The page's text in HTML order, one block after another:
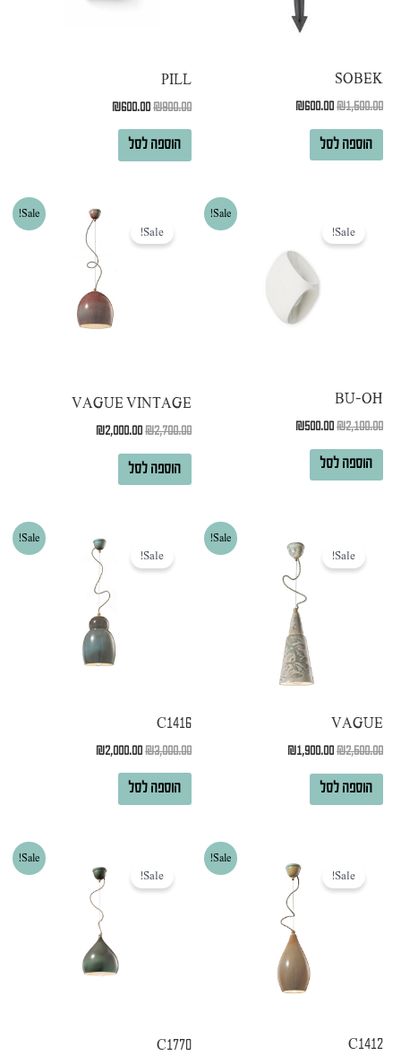
SOBEK
₪1,500.00
₪600.00
הוספה לסל
PILL
₪900.00
₪600.00
הוספה לסל
Sale!
Sale!
BU-OH
₪2,100.00
המקורי
היה:
₪2,100.00.
₪500.00
₪500.00.
הוספה לסל
Sale!
Sale!
VAGUE VINTAGE
₪2,700.00
המקורי
היה:
₪2,700.00.
₪2,000.00
המחיר
הנוכחי
הוא:
₪2,000.00.
הוספה לסל
Sale!
Sale!
VAGUE
₪2,500.00
המקורי
היה:
₪2,500.00.
₪1,900.00
הנוכחי
₪1,900.00.
הוספה לסל
Sale!
Sale!
C1416
₪3,000.00
המקורי
היה:
₪3,000.00.
₪2,000.00
הנוכחי
₪2,000.00.
הוספה לסל
Sale!
Sale!
C1412
המקורי
היה:
₪2,600.00.
הנוכחי
₪1,000.00.
Sale!
Sale!
C1770
המקורי
היה:
הנוכחי
₪2,000.00.